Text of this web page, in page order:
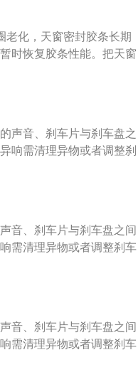
老化，天窗密封胶条长期
时恢复胶条性能。把天窗
2、天窗螺丝松动，螺丝
打开，滑轨间隙难免积
摩擦，导致异响。可以用
声音、刹车片与刹车盘之
响需清理异物或者调整刹
换刹车片之前应先打开
制动液溢出；2、准备好
中要避免轮辋刮花；3、
皮片（有刹车感应线的要
者有裂痕，如果有则进行
所以要用抹布清除干
安装到位后（有刹车感应
安装好之后盖好储液罐盖
然后观察制动液高度，要
音、刹车片与刹车盘之间
需清理异物或者调整刹车
刹车片之前应先打开发
动液溢出；2、准备好待
要避免轮辋刮花；3、用
片（有刹车感应线的要先
有裂痕，如果有则进行下
以要用抹布清除干净，
音、刹车片与刹车盘之间
需清理异物或者调整刹车
刹车片之前应先打开发